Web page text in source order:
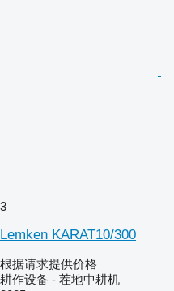
3
Lemken KARAT10/300
根据请求提供价格
耕作设备 - 茬地中耕机